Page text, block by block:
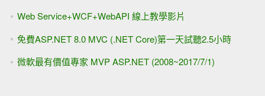
Web Service+WCF+WebAPI 線上教學影片
免費ASP.NET 8.0 MVC (.NET Core)第一天試聽2.5小時
微軟最有價值專家 MVP ASP.NET (2008~2017/7/1)